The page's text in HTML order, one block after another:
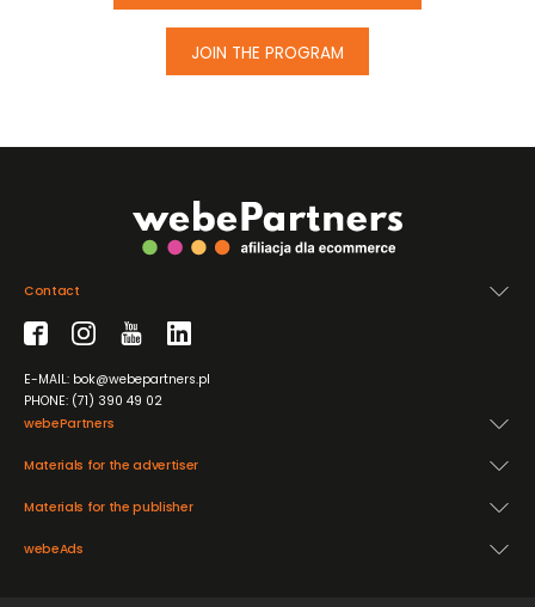
JOIN THE PROGRAM
webePartners
Materials for the advertiser
Materials for the publisher
webeAds
Contact
E-MAIL: bok@webepartners.pl
PHONE: (71) 390 49 02